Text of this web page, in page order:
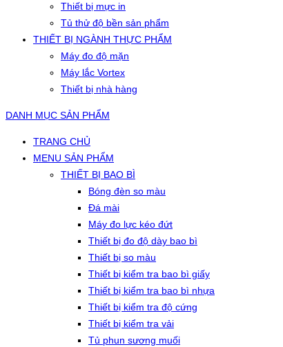
Thiết bị mực in
Tủ thử độ bền sản phẩm
THIẾT BỊ NGÀNH THỰC PHẨM
Máy đo độ mặn
Máy lắc Vortex
Thiết bị nhà hàng
DANH MỤC SẢN PHẨM
TRANG CHỦ
MENU SẢN PHẨM
THIẾT BỊ BAO BÌ
Bóng đèn so màu
Đá mài
Máy đo lực kéo đứt
Thiết bị đo độ dày bao bì
Thiết bị so màu
Thiết bị kiểm tra bao bì giấy
Thiết bị kiểm tra bao bì nhựa
Thiết bị kiểm tra độ cứng
Thiết bị kiểm tra vải
Tủ phun sương muối